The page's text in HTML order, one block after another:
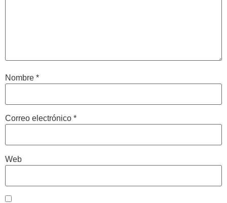
Nombre *
Correo electrónico *
Web